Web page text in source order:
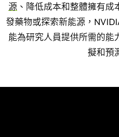
源 、降低成本和整體擁有
發藥物或探索新能源，
能為研究人員提供所需的能
擬和預